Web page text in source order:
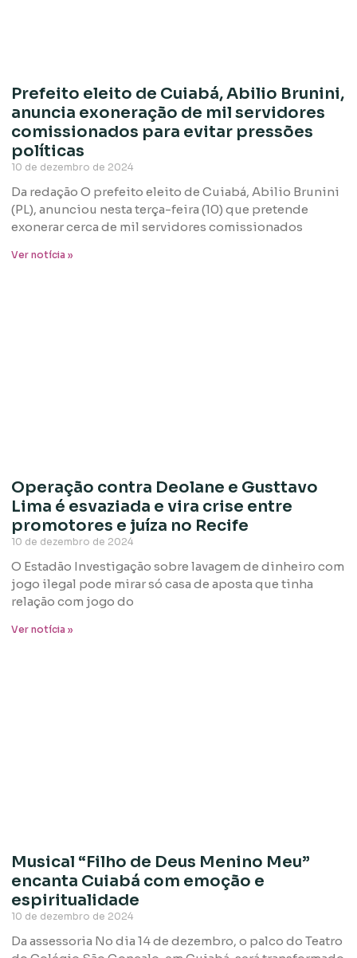
Prefeito eleito de Cuiabá, Abilio Brunini,
anuncia exoneração de mil servidores
comissionados para evitar pressões
políticas
10 de dezembro de 2024
Da redação O prefeito eleito de Cuiabá, Abilio Brunini
(PL), anunciou nesta terça-feira (10) que pretende
exonerar cerca de mil servidores comissionados
Ver notícia »
Operação contra Deolane e Gusttavo
Lima é esvaziada e vira crise entre
promotores e juíza no Recife
10 de dezembro de 2024
O Estadão Investigação sobre lavagem de dinheiro com
jogo ilegal pode mirar só casa de aposta que tinha
relação com jogo do
Ver notícia »
Musical “Filho de Deus Menino Meu”
encanta Cuiabá com emoção e
espiritualidade
10 de dezembro de 2024
Da assessoria No dia 14 de dezembro, o palco do Teatro